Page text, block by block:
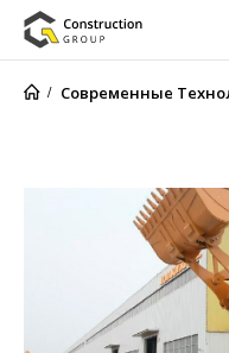
Современные